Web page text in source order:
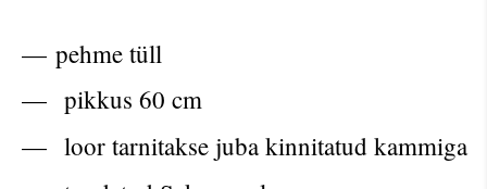
pehme tüll
pikkus 60 cm
loor tarnitakse juba kinnitatud kammiga